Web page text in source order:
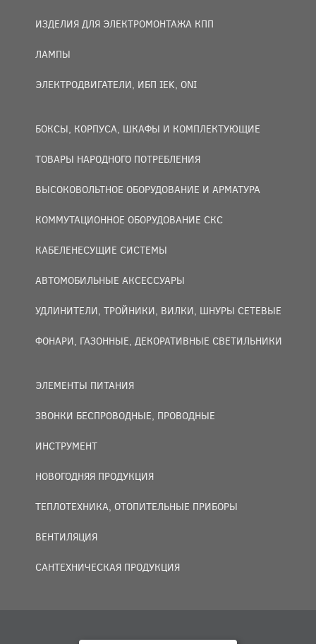
ИЗДЕЛИЯ ДЛЯ ЭЛЕКТРОМОНТАЖА КПП
ЛАМПЫ
ЭЛЕКТРОДВИГАТЕЛИ, ИБП IEK, ONI
БОКСЫ, КОРПУСА, ШКАФЫ И КОМПЛЕКТУЮЩИЕ
ТОВАРЫ НАРОДНОГО ПОТРЕБЛЕНИЯ
ВЫСОКОВОЛЬТНОЕ ОБОРУДОВАНИЕ И АРМАТУРА
КОММУТАЦИОННОЕ ОБОРУДОВАНИЕ СКС
КАБЕЛЕНЕСУЩИЕ СИСТЕМЫ
АВТОМОБИЛЬНЫЕ АКСЕССУАРЫ
УДЛИНИТЕЛИ, ТРОЙНИКИ, ВИЛКИ, ШНУРЫ СЕТЕВЫЕ
ФОНАРИ, ГАЗОННЫЕ, ДЕКОРАТИВНЫЕ СВЕТИЛЬНИКИ
ЭЛЕМЕНТЫ ПИТАНИЯ
ЗВОНКИ БЕСПРОВОДНЫЕ, ПРОВОДНЫЕ
ИНСТРУМЕНТ
НОВОГОДНЯЯ ПРОДУКЦИЯ
ТЕПЛОТЕХНИКА, ОТОПИТЕЛЬНЫЕ ПРИБОРЫ
ВЕНТИЛЯЦИЯ
САНТЕХНИЧЕСКАЯ ПРОДУКЦИЯ